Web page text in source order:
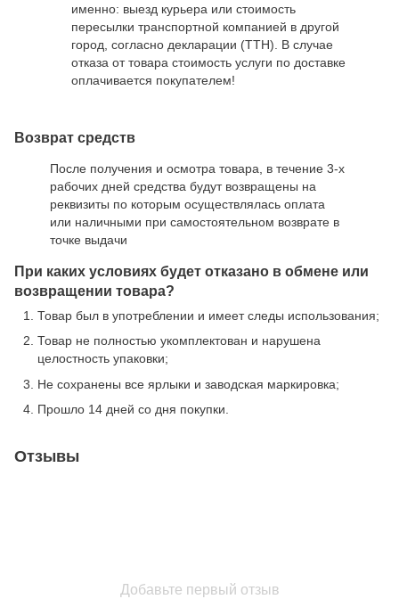
именно: выезд курьера или стоимость
пересылки транспортной компанией в другой
город, согласно декларации (ТТН). В случае
отказа от товара стоимость услуги по доставке
оплачивается покупателем!
Возврат средств
После получения и осмотра товара, в течение 3-х
рабочих дней средства будут возвращены на
реквизиты по которым осуществлялась оплата
или наличными при самостоятельном возврате в
точке выдачи
При каких условиях будет отказано в обмене или
возвращении товара?
Товар был в употреблении и имеет следы использования;
Товар не полностью укомплектован и нарушена
целостность упаковки;
Не сохранены все ярлыки и заводская маркировка;
Прошло 14 дней со дня покупки.
Отзывы
Добавьте первый отзыв